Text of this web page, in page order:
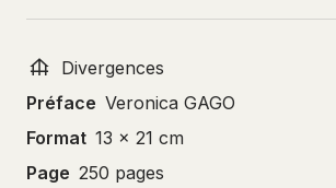
Divergences
Préface Veronica GAGO
Format 13 x 21 cm
Page 250 pages